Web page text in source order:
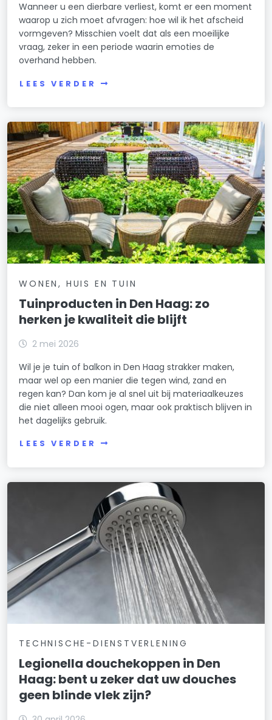
Wanneer u een dierbare verliest, komt er een moment
waarop u zich moet afvragen: hoe wil ik het afscheid
vormgeven? Misschien voelt dat als een moeilijke
vraag, zeker in een periode waarin emoties de
overhand hebben.
LEES VERDER
WONEN, HUIS EN TUIN
Tuinproducten in Den Haag: zo
herken je kwaliteit die blijft
2 mei 2026
Wil je je tuin of balkon in Den Haag strakker maken,
maar wel op een manier die tegen wind, zand en
regen kan? Dan kom je al snel uit bij materiaalkeuzes
die niet alleen mooi ogen, maar ook praktisch blijven in
het dagelijks gebruik.
LEES VERDER
TECHNISCHE-DIENSTVERLENING
Legionella douchekoppen in Den
Haag: bent u zeker dat uw douches
geen blinde vlek zijn?